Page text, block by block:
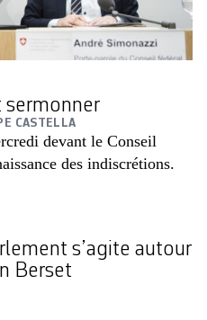
sermonner
CASTELLA
devant le Conseil
des indiscrétions.
s’agite autour
Berset